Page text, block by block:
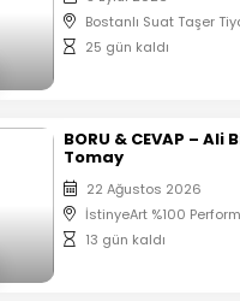
Bostanlı Suat Taşer
25 gün kaldı
BORU & CEVAP –
Tomay
22 Ağustos 2026
İstinyeArt %100
13 gün kaldı